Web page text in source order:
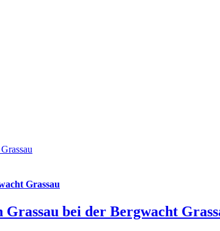
Grassau
bei der Bergwacht